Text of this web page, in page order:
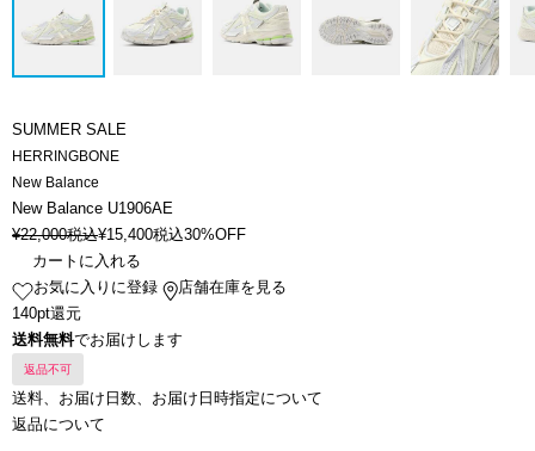
SUMMER SALE
HERRINGBONE
New Balance
New Balance U1906AE
¥22,000税込¥15,400税込30%OFF
カートに入れる
お気に入りに登録
店舗在庫を見る
140pt還元
送料無料でお届けします
返品不可
送料、お届け日数、お届け日時指定について
返品について